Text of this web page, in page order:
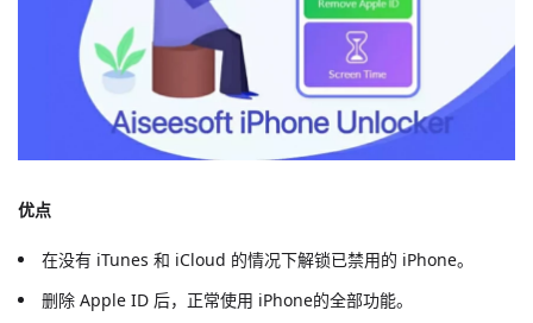
优点
在没有 iTunes 和 iCloud 的情况下解锁已禁用的 iPhone。
删除 Apple ID 后，正常使用 iPhone的全部功能。